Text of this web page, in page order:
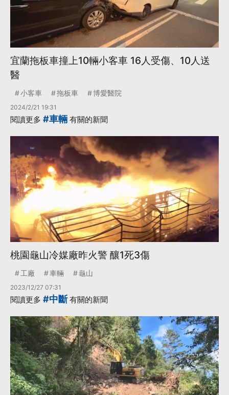
宜蘭拖板車撞上10輛小客車 16人受傷、10人送
醫
小客車 拖板車 博愛醫院
2024/2/21 19:31
閱讀更多 #車輛 有關的新聞
桃園龜山冷媒廠昨火警 釀1死3傷
工廠 車輛 龜山
2023/12/27 07:31
閱讀更多 #中斷有關的新聞